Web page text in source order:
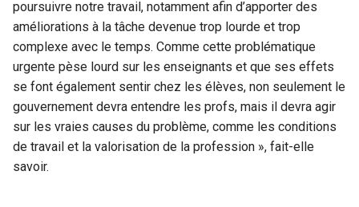
poursuivre notre travail, notamment afin d’apporter des
améliorations à la tâche devenue trop lourde et trop
complexe avec le temps. Comme cette problématique
urgente pèse lourd sur les enseignants et que ses effets
se font également sentir chez les élèves, non seulement le
gouvernement devra entendre les profs, mais il devra agir
sur les vraies causes du problème, comme les conditions
de travail et la valorisation de la profession », fait-elle
savoir.